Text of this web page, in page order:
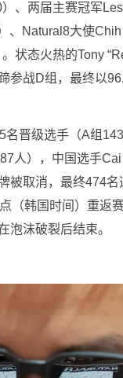
、两届主赛冠军
、Natural8大使
状态火热的Tony
参战D组，最终以
名晋级选手（A组
人），中国选手
被取消，最终474名
（韩国时间）重返
泡沫破裂后结束。